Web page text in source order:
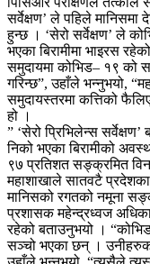
सर्वेक्षण’ ले पहिले मानिसमा
हुन्छ । ‘सेरो सर्वेक्षण’ ले
भएका बिरामीमा भाइरस
समुदायमा कोभिड– १९ को
गरिन्छ”, उहाँले भन्नुभयो,
समुदायस्तरमा कत्तिको
हो ।
” ‘सेरो प्रिभिलेन्स
निको भएका बिरामीको
९७ प्रतिशत सङ्क्रमित
महाशाखाले सातवटै
मानिसको रगतको नमूना
प्रशासक महेन्द्रध्वज
रहेको बताउनुभयो ।
सञ्चो भएका छन् ।